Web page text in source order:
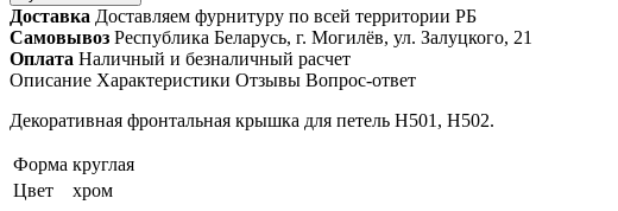
Доставка Доставляем фурнитуру по всей территории РБ
Самовывоз Республика Беларусь, г. Могилёв, ул. Залуцкого, 21
Оплата Наличный и безналичный расчет
Описание Характеристики Отзывы Вопрос-ответ
Декоративная фронтальная крышка для петель H501, H502.
Форма круглая
Цвет
хром